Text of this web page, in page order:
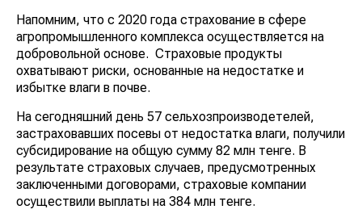
Напомним, что с 2020 года страхование в сфере
агропромышленного комплекса осуществляется на
добровольной основе. Страховые продукты
охватывают риски, основанные на недостатке и
избытке влаги в почве.
На сегодняшний день 57 сельхозпроизводетелей,
застраховавших посевы от недостатка влаги, получили
субсидирование на общую сумму 82 млн тенге. В
результате страховых случаев, предусмотренных
заключенными договорами, страховые компании
осуществили выплаты на 384 млн тенге.